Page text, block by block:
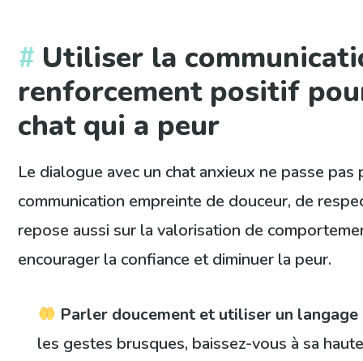
Utiliser la
renforcement positif
chat qui a peur
Le dialogue avec un chat anxieux ne passe pas
communication empreinte de douceur, de
repose aussi sur la valorisation de
encourager la confiance et diminuer la peur.
Parler doucement et utiliser un
les gestes brusques, baissez-vous à sa